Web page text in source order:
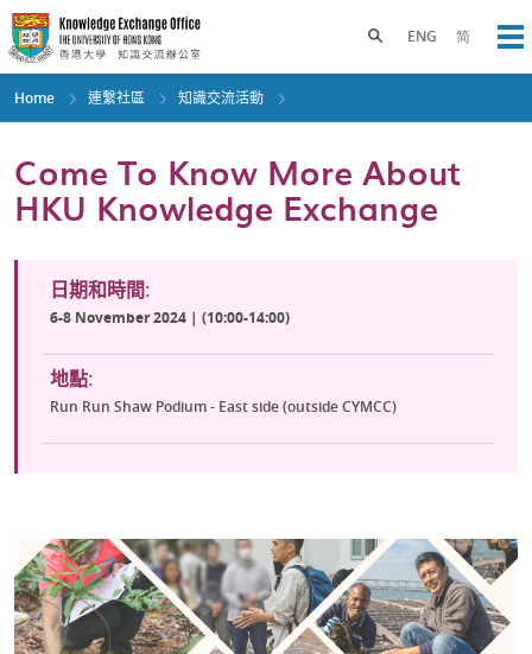
Skip
to
main
content
ENG 简
Toggle search panel
Home 連繫社區 知識交流活動
Come To Know More About
HKU Knowledge Exchange
日期和時間:
6-8 November 2024 | (10:00-14:00)
地點:
Run Run Shaw Podium - East side (outside CYMCC)